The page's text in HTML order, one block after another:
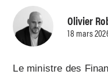
Olivier
18 mars
Le ministre des